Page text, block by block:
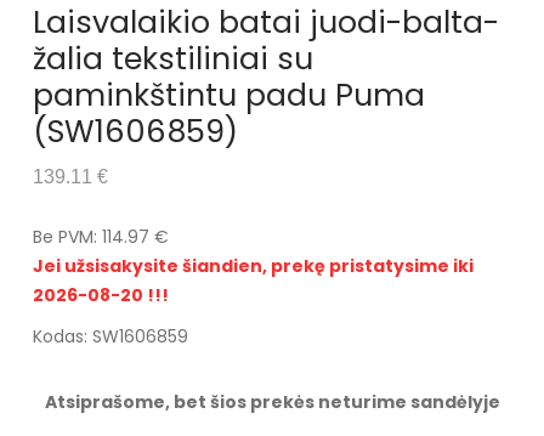
Laisvalaikio batai juodi-balta-
žalia tekstiliniai su
paminkštintu padu Puma
(SW1606859)
139.11 €
Be PVM: 114.97 €
Jei užsisakysite šiandien, prekę pristatysime iki
2026-08-20 !!!
Kodas: SW1606859
Atsiprašome, bet šios prekės neturime sandėlyje